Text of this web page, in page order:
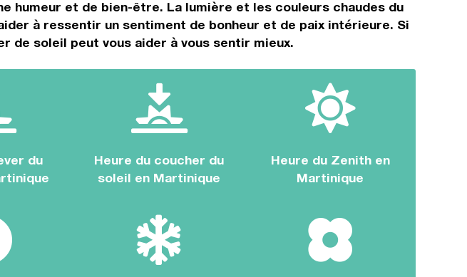
humeur et de bien-être. La lumière et les couleurs chaudes du
à ressentir un sentiment de bonheur et de paix intérieure. Si
de soleil peut vous aider à vous sentir mieux.
du
Heure du coucher du
soleil en Martinique
Heure du Zenith en
Martinique